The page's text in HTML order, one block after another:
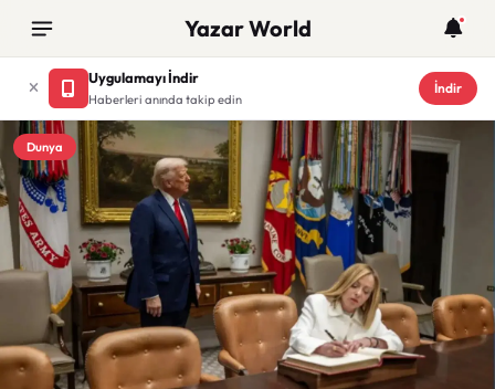
Yazar World
Uygulamayı İndir
Haberleri anında takip edin
İndir
Dunya